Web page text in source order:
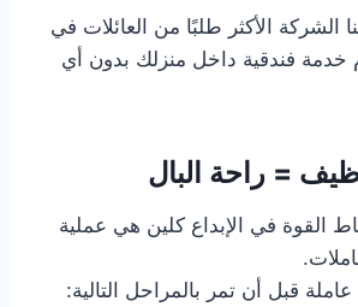
الشركة الأكثر طلبًا من العائلات في
خدمة فندقية داخل منزلك بدون أي
= راحة البال
القوة في الإبداع كلين هي عملية
قبل أن تمر بالمراحل التالية: